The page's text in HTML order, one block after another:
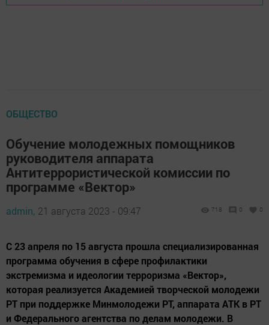
ОБЩЕСТВО
Обучение молодежных помощников
руководителя аппарата
Антитеррористической комиссии по
программе «Вектор»
admin, 21 августа 2023 - 09:47 718 0 0
С 23 апреля по 15 августа прошла специализированная
программа обучения в сфере профилактики
экстремизма и идеологии терроризма «Вектор»,
которая реализуется Академией творческой молодежи
РТ при поддержке Минмолодежи РТ, аппарата АТК в РТ
и Федерального агентства по делам молодежи. В